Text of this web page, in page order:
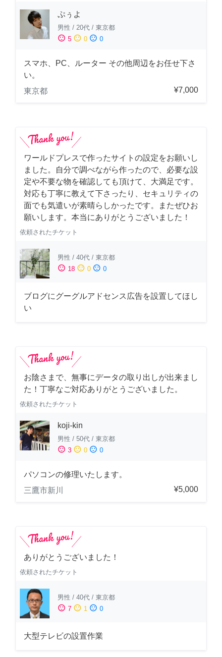
ぷぅよ
男性 / 20代 / 東京都
sentiment_satisfied 5 sentiment_neutral 0 sentiment_dissatisfied 0
スマホ、PC、ルーター その他周辺をお任せ下さ
い。
東京都
¥7,000
ワールドプレスで作ったサイトの設定をお願いし
ました。自分で調べながら作ったので、必要な設
定や不要な物を確認しても頂けて、大満足です。
対応も丁寧に教えて下さったり、セキュリティの
面でも気遣いが素晴らしかったです。またぜひお
願いします。本当にありがとうございました！
依頼されたチケット
男性 / 40代 / 東京都
sentiment_satisfied 18 sentiment_neutral 0 sentiment_dissatisfied 0
ブログにグーグルアドセンス広告を設置してほし
い
お陰さまで、無事にデータの取り出しが出来まし
た！丁寧なご対応ありがとうございました。
依頼されたチケット
koji-kin
男性 / 50代 / 東京都
sentiment_satisfied 3 sentiment_neutral 0 sentiment_dissatisfied 0
パソコンの修理いたします。
三鷹市新川
¥5,000
ありがとうございました！
依頼されたチケット
男性 / 40代 / 東京都
sentiment_satisfied 7 sentiment_neutral 1 sentiment_dissatisfied 0
大型テレビの設置作業